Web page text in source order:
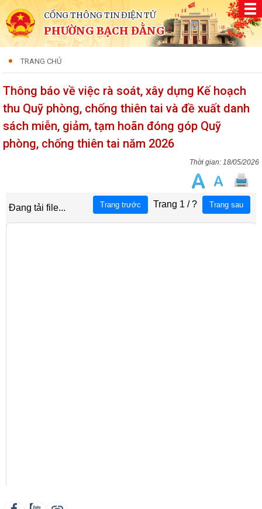
CỔNG THÔNG TIN ĐIỆN TỬ
PHƯỜNG BẠCH ĐẰNG
TRANG CHỦ
Thông báo về việc rà soát, xây dựng Kế hoạch
thu Quỹ phòng, chống thiên tai và đề xuất danh
sách miễn, giảm, tạm hoãn đóng góp Quỹ
phòng, chống thiên tai năm 2026
18/05/2026